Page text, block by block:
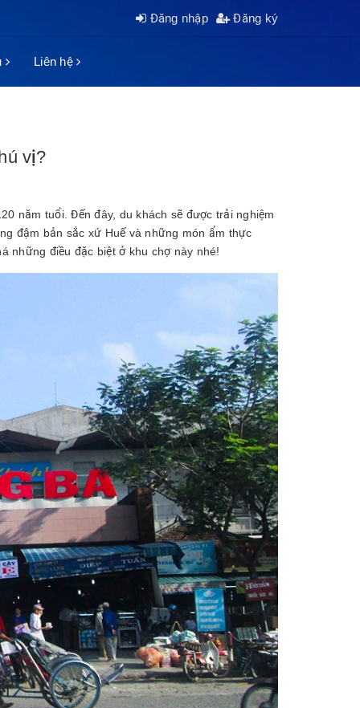
Đăng nhập Đăng ký
Liên hệ
vị?
năm tuổi. Đến đây, du khách sẽ được trải nghiệm
đậm bản sắc xứ Huế và những món ẩm thực
những điều đặc biệt ở khu chợ này nhé!